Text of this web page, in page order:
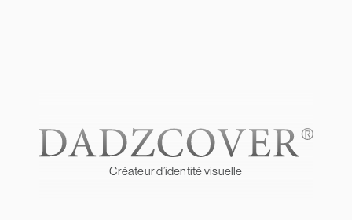
Créateur d’identité visuelle